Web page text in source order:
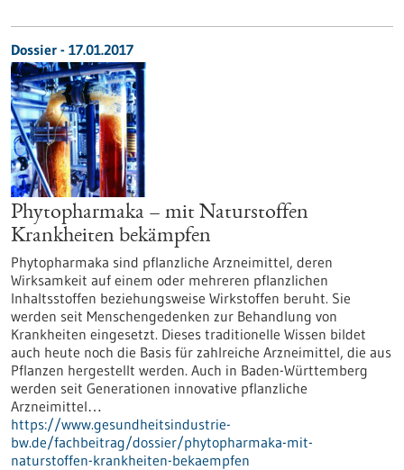
Dossier - 17.01.2017
Phytopharmaka – mit Naturstoffen
Krankheiten bekämpfen
Phytopharmaka sind pflanzliche Arzneimittel, deren
Wirksamkeit auf einem oder mehreren pflanzlichen
Inhaltsstoffen beziehungsweise Wirkstoffen beruht. Sie
werden seit Menschengedenken zur Behandlung von
Krankheiten eingesetzt. Dieses traditionelle Wissen bildet
auch heute noch die Basis für zahlreiche Arzneimittel, die aus
Pflanzen hergestellt werden. Auch in Baden-Württemberg
werden seit Generationen innovative pflanzliche
Arzneimittel…
https://www.gesundheitsindustrie-
bw.de/fachbeitrag/dossier/phytopharmaka-mit-
naturstoffen-krankheiten-bekaempfen